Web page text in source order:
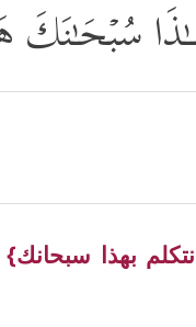
بهذا سبحانك}